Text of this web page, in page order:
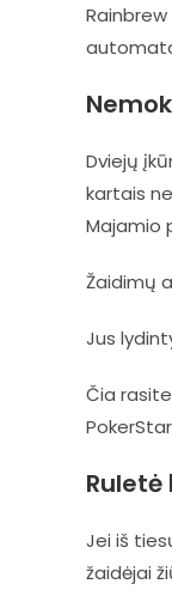
Dviejų
kartais
Majamio
Žaidimų
Jus
Čia
Jei iš
žaidėjai